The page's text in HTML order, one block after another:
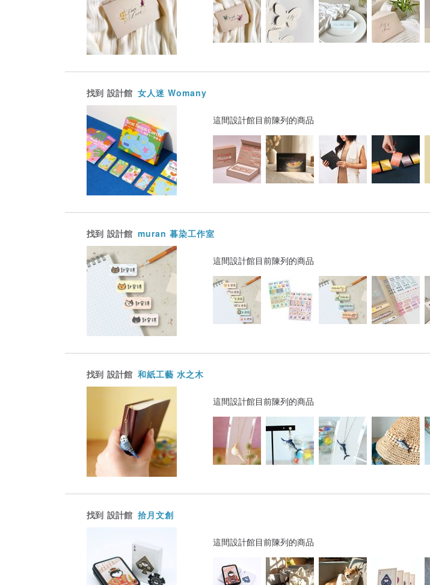
找到 設計館 女人迷 Womany
這間設計館目前陳列的商品
找到 設計館 muran 暮染工作室
這間設計館目前陳列的商品
找到 設計館 和紙工藝 水之木
這間設計館目前陳列的商品
找到 設計館 拾月文創
這間設計館目前陳列的商品